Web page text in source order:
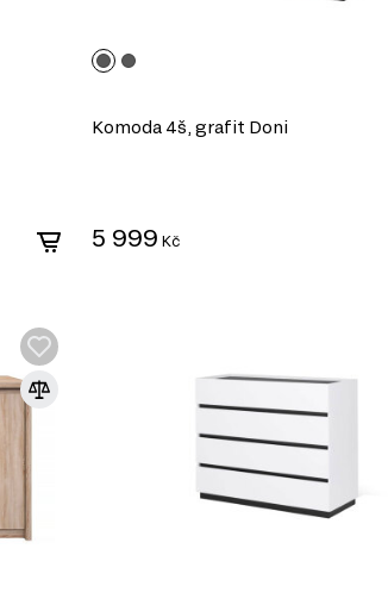
Komoda 4š, grafit Doni
5 999 Kč